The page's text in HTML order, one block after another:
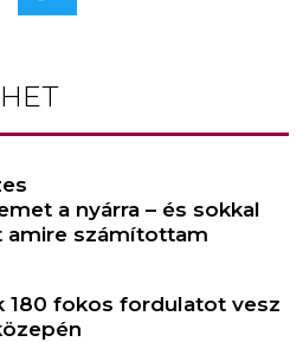
a nyárra – és sokkal
számítottam
180 fokos fordulatot vesz